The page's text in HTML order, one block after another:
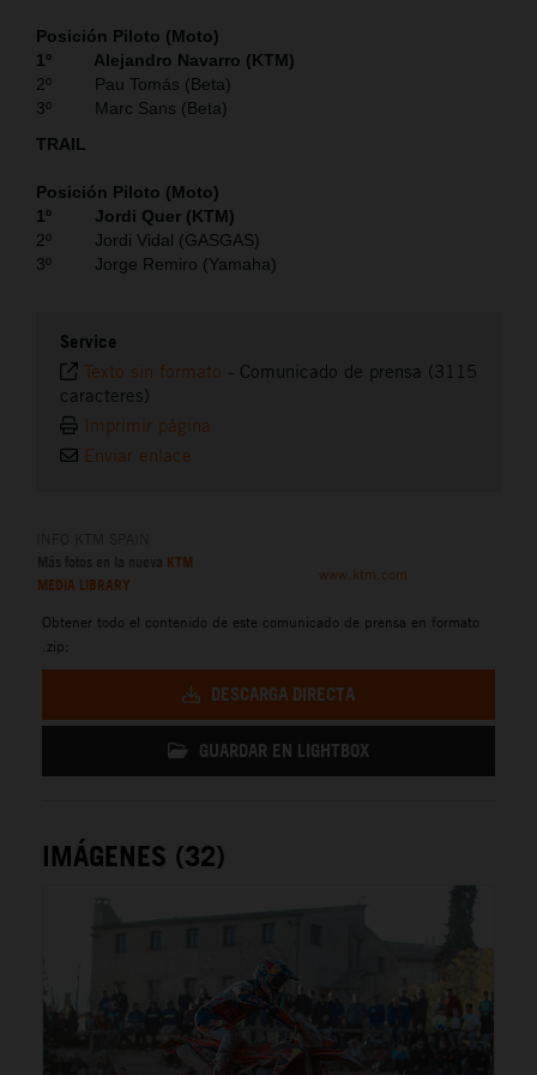
Posición Piloto (Moto)
1º Alejandro Navarro (KTM)
2º Pau Tomás (Beta)
3º Marc Sans (Beta)
TRAIL
Posición Piloto (Moto)
1º Jordi Quer (KTM)
2º Jordi Vidal (GASGAS)
3º Jorge Remiro (Yamaha)
Service
Texto sin formato - Comunicado de prensa (3115
caracteres)
Imprimir página
Enviar enlace
KTM
MEDIA LIBRARY
www.ktm.com
Obtener todo el contenido de este comunicado de prensa en formato
.zip:
DESCARGA DIRECTA
GUARDAR EN LIGHTBOX
IMÁGENES (32)